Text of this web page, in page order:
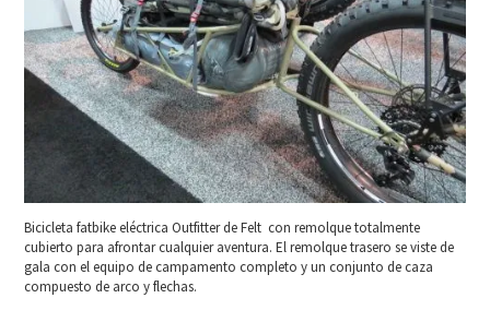
Bicicleta fatbike eléctrica Outfitter de Felt con remolque totalmente
cubierto para afrontar cualquier aventura. El remolque trasero se viste de
gala con el equipo de campamento completo y un conjunto de caza
compuesto de arco y flechas.